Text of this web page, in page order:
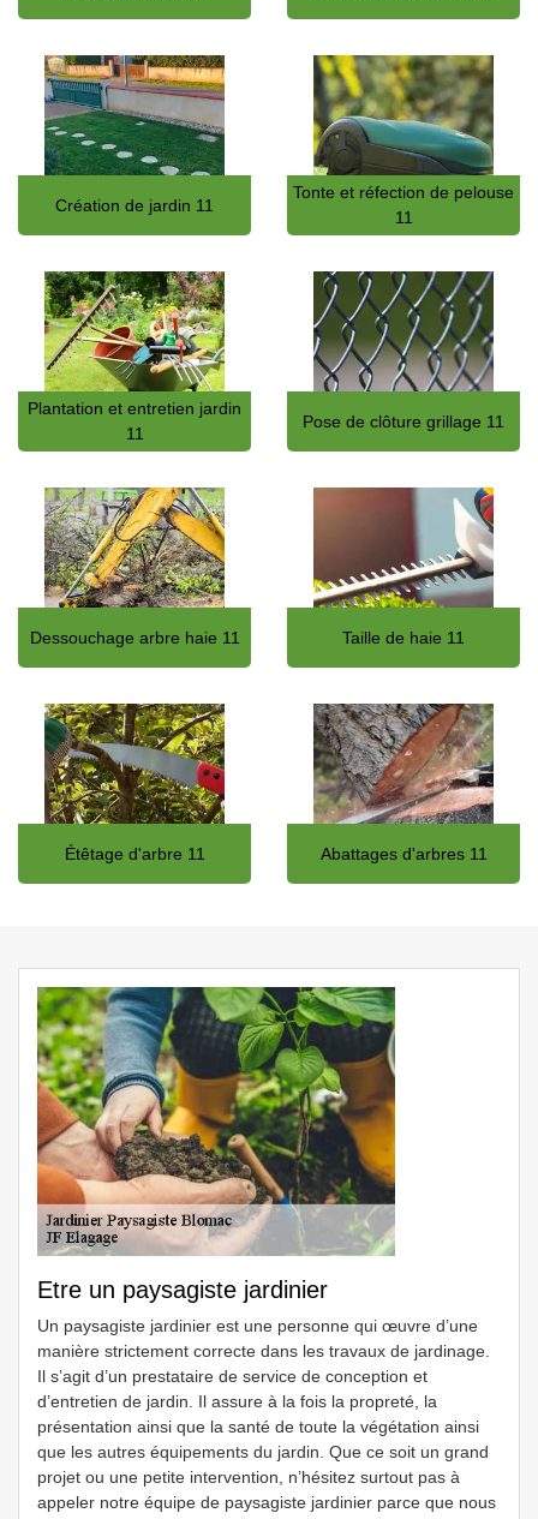
Création de jardin 11
Tonte et réfection de pelouse
11
Plantation et entretien jardin
11
Pose de clôture grillage 11
Dessouchage arbre haie 11 Taille de haie 11
Étêtage d'arbre 11 Abattages d'arbres 11
Etre un paysagiste jardinier
Un paysagiste jardinier est une personne qui œuvre d’une
manière strictement correcte dans les travaux de jardinage.
Il s’agit d’un prestataire de service de conception et
d’entretien de jardin. Il assure à la fois la propreté, la
présentation ainsi que la santé de toute la végétation ainsi
que les autres équipements du jardin. Que ce soit un grand
projet ou une petite intervention, n’hésitez surtout pas à
appeler notre équipe de paysagiste jardinier parce que nous